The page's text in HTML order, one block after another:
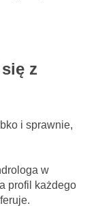
z
i sprawnie,
w
profil każdego